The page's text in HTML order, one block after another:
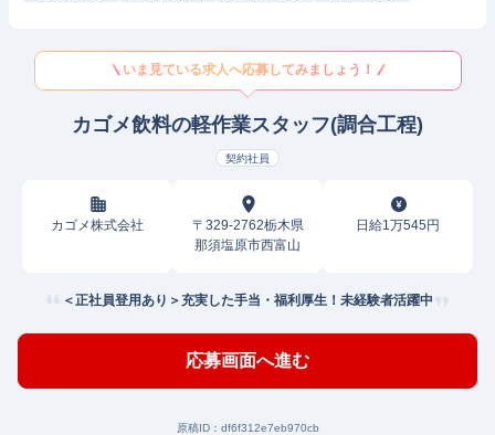
いま見ている求人へ応募してみましょう！
カゴメ飲料の軽作業スタッフ(調合工程)
契約社員
カゴメ株式会社
〒329-2762栃木県
那須塩原市西富山
日給1万545円
＜正社員登用あり＞充実した手当・福利厚生！未経験者活躍中
応募画面へ進む
原稿ID： df6f312e7eb970cb